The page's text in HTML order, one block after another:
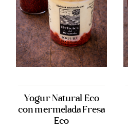
Yogur Natural Eco
con mermelada Fresa
Eco